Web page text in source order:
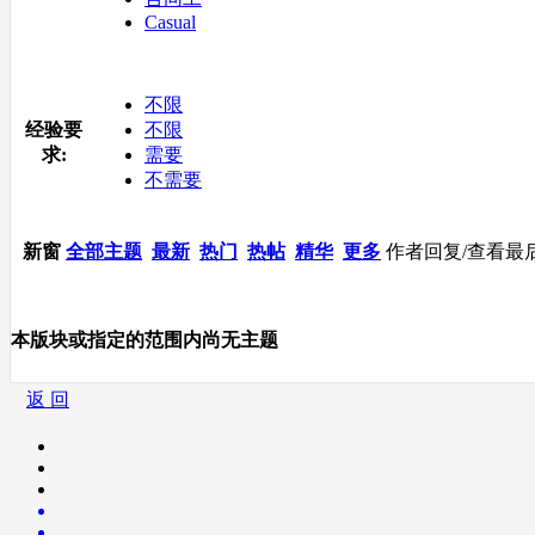
Casual
经验要
求:
不限
不限
需要
不需要
新窗 全部主题 最新 热门 热帖 精华 更多 作者回复/查看最
本版块或指定的范围内尚无主题
返 回